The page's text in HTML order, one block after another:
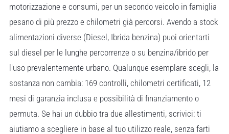
motorizzazione e consumi, per un secondo veicolo in famiglia
pesano di più prezzo e chilometri già percorsi. Avendo a stock
alimentazioni diverse (Diesel, Ibrida benzina) puoi orientarti
sul diesel per le lunghe percorrenze o su benzina/ibrido per
l'uso prevalentemente urbano. Qualunque esemplare scegli, la
sostanza non cambia: 169 controlli, chilometri certificati, 12
mesi di garanzia inclusa e possibilità di finanziamento o
permuta. Se hai un dubbio tra due allestimenti, scrivici: ti
aiutiamo a scegliere in base al tuo utilizzo reale, senza farti